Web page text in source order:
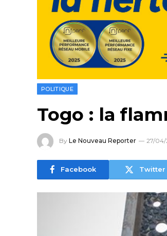
POLITIQUE
Togo : la
By Le Nouveau Reporter 27/
Facebook Twitter